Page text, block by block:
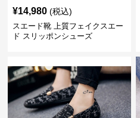
¥14,980 (税込)
スエード靴 上質フェイクスエー
ド スリッポンシューズ